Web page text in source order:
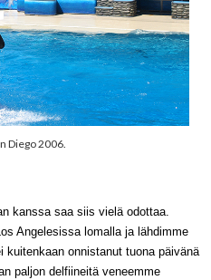
Diego 2006.
kanssa saa siis vielä odottaa.
Angelesissa lomalla ja lähdimme
kuitenkaan onnistanut tuona päivänä
paljon delfiineitä veneemme